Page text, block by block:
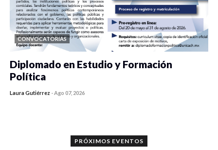
CONVOCATORIAS
Diplomado en Estudio y Formación
Política
Laura Gutiérrez -Ago 07, 2026
PRÓXIMOS EVENTOS